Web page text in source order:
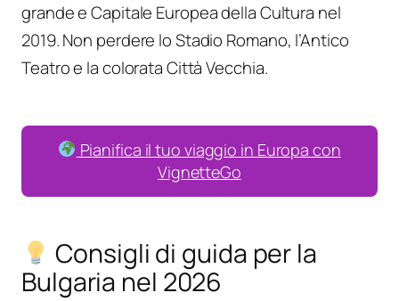
grande e Capitale Europea della Cultura nel
2019. Non perdere lo Stadio Romano, l’Antico
Teatro e la colorata Città Vecchia.
Pianifica il tuo viaggio in Europa con
VignetteGo
Consigli di guida per la
Bulgaria nel 2026